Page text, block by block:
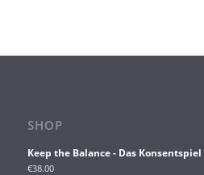
SHOP
Keep the Balance - Das Konsentspiel
€38.00